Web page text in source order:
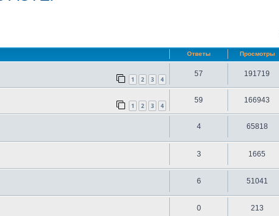
Ответы Просмотры
1 2 3 4
57 191719
1 2 3 4
59 166943
4 65818
3 1665
6 51041
0 213